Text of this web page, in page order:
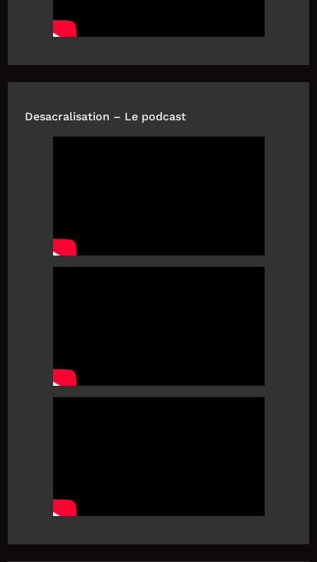
Desacralisation – Le podcast